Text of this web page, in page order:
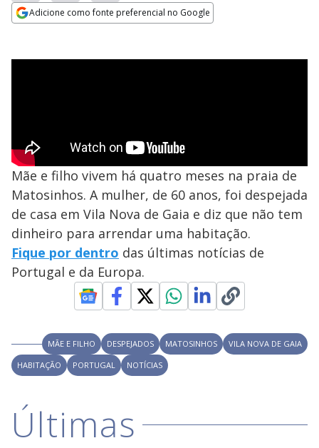
Adicione como fonte preferencial no Google
Mãe e filho vivem há quatro meses na praia de
Matosinhos. A mulher, de 60 anos, foi despejada
de casa em Vila Nova de Gaia e diz que não tem
dinheiro para arrendar uma habitação.
Fique por dentro das últimas notícias de
Portugal e da Europa.
MÃE E FILHO DESPEJADOS MATOSINHOS
VILA NOVA DE GAIA
HABITAÇÃO
PORTUGAL NOTÍCIAS
Últimas